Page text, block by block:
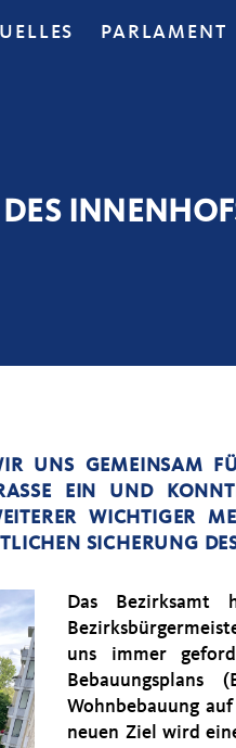
PARLAMENT
UNS GEMEINSAM
EIN UND
WICHTIGER
SICHERUNG
Das Bezirksamt
uns immer
Wohnbebauung
neuen Ziel wird